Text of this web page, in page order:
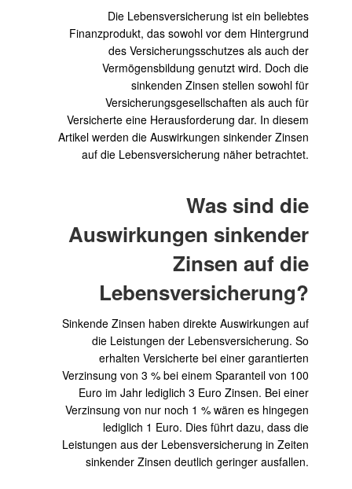
Die Lebensversicherung ist ein beliebtes
Finanzprodukt, das sowohl vor dem Hintergrund
des Versicherungsschutzes als auch der
Vermögensbildung genutzt wird. Doch die
sinkenden Zinsen stellen sowohl für
Versicherungsgesellschaften als auch für
Versicherte eine Herausforderung dar. In diesem
Artikel werden die Auswirkungen sinkender Zinsen
auf die Lebensversicherung näher betrachtet.
Was sind die
Auswirkungen sinkender
Zinsen auf die
Lebensversicherung?
Sinkende Zinsen haben direkte Auswirkungen auf
die Leistungen der Lebensversicherung. So
erhalten Versicherte bei einer garantierten
Verzinsung von 3 % bei einem Sparanteil von 100
Euro im Jahr lediglich 3 Euro Zinsen. Bei einer
Verzinsung von nur noch 1 % wären es hingegen
lediglich 1 Euro. Dies führt dazu, dass die
Leistungen aus der Lebensversicherung in Zeiten
sinkender Zinsen deutlich geringer ausfallen.